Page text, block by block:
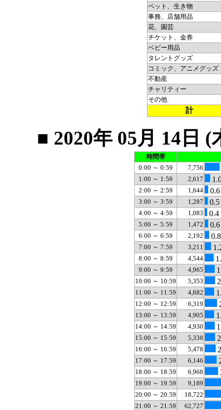
ペット、生き物
事務、店舗用品
花、園芸
チケット、金券
ベビー用品
タレントグッズ
コミック、アニメグッズ
不動産
チャリティー
その他
計
■ 2020年 05月 14日
時間帯
0:00 ～ 0:59
7,756
1:00 ～ 1:59 2,617
2:00 ～ 2:59 1,644
3:00 ～ 3:59 1,287 0.5
4:00 ～ 4:59 1,083 0.4
5:00 ～ 5:59 1,472
6:00 ～ 6:59 2,192
7:00 ～ 7:59 3,211
8:00 ～ 8:59 4,544
9:00 ～ 9:59 4,965
10:00 ～ 10:59 5,353
11:00 ～ 11:59 4,682
12:00 ～ 12:59 6,319
13:00 ～ 13:59 4,905
14:00 ～ 14:59 4,930
15:00 ～ 15:59 5,338
16:00 ～ 16:59 5,478
17:00 ～ 17:59 6,146
18:00 ～ 18:59 6,968
19:00 ～ 19:59
9,189
20:00 ～ 20:59
18,722
21:00 ～ 21:59
62,727